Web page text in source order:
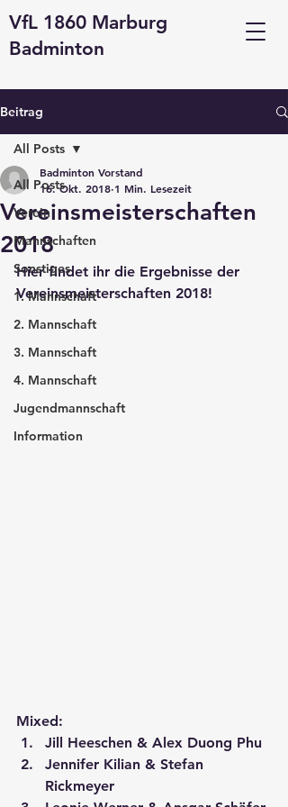
VfL 1860 Marburg
Badminton
Beitrag
All Posts
Verein
Mannschaften
Sonstiges
1. Mannschaft
2. Mannschaft
3. Mannschaft
4. Mannschaft
Jugendmannschaft
Information
All Posts
Vereinsmeisterschaften
2018
Badminton Vorstand
16. Okt. 2018 1 Min. Lesezeit
Hier findet ihr die Ergebnisse der
Vereinsmeisterschaften 2018!
Mixed:
Jill Heeschen & Alex Duong Phu
Jennifer Kilian & Stefan
Rickmeyer